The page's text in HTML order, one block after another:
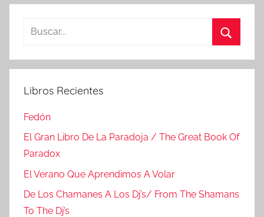
Buscar:
Libros Recientes
Fedón
El Gran Libro De La Paradoja / The Great Book Of
Paradox
El Verano Que Aprendimos A Volar
De Los Chamanes A Los Dj’s/ From The Shamans
To The Dj’s